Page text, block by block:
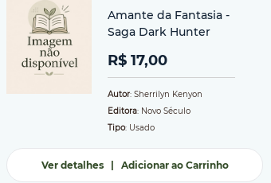
Amante da Fantasia -
Saga Dark Hunter
R$ 17,00
Autor: Sherrilyn Kenyon
Editora: Novo Século
Tipo: Usado
Ver detalhes| Adicionar ao Carrinho